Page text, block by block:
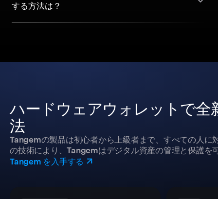
する方法は？
ハードウェアウォレットで全
法
Tangemの製品は初心者から上級者まで、すべての人に
の技術により、Tangemはデジタル資産の管理と保護を
Tangem を入手する